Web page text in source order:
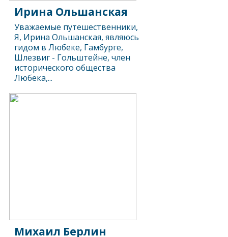
Ирина Ольшанская
Уважаемые путешественники,
Я, Ирина Ольшанская, являюсь
гидом в Любеке, Гамбурге,
Шлезвиг - Гольштейне, член
исторического общества
Любека,...
Михаил Берлин